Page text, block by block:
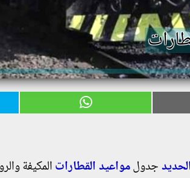
جدولمواعيد القطارات